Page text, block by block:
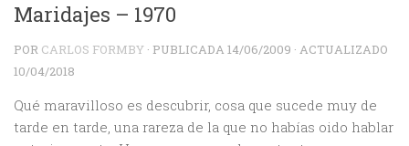
Maridajes – 1970
POR CARLOS FORMBY · PUBLICADA 14/06/2009 · ACTUALIZADO
10/04/2018
Qué maravilloso es descubrir, cosa que sucede muy de
tarde en tarde, una rareza de la que no habías oido hablar